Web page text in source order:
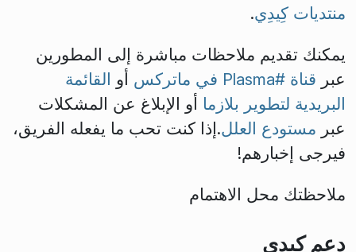
منتديات كِيدِي.
يمكنك تقديم ملاحظات مباشرة إلى المطورين
عبر قناة #Plasma في ماتركس أو القائمة
البريدية لتطوير بلازما أو الإبلاغ عن المشكلات
عبر مستودع العلل.إذا كنت تحب ما يفعله الفريق،
فيرجى إخبارهم!
ملاحظتك محل الاهتمام
دعم كِيدِي